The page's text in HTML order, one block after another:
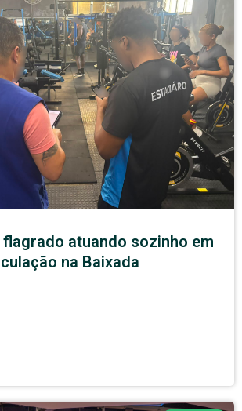
flagrado atuando sozinho em
na Baixada